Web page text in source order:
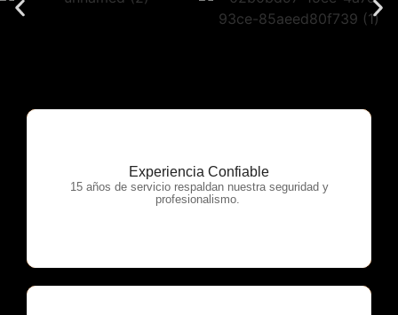
Experiencia Confiable
15 años de servicio respaldan nuestra seguridad y
profesionalismo.
OTP Servicios